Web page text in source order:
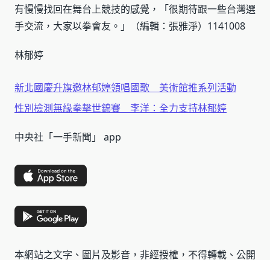
有慢慢找回在舞台上競技的感覺，「很期待跟一些台灣選
手交流，大家以拳會友。」（編輯：張雅淨）1141008
林郁婷
新北國慶升旗邀林郁婷領唱國歌 美術館推系列活動
性別檢測無緣拳擊世錦賽 李洋：全力支持林郁婷
中央社「一手新聞」 app
本網站之文字、圖片及影音，非經授權，不得轉載、公開